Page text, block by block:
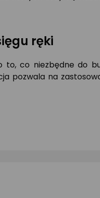
ręki
co niezbędne do
pozwala na